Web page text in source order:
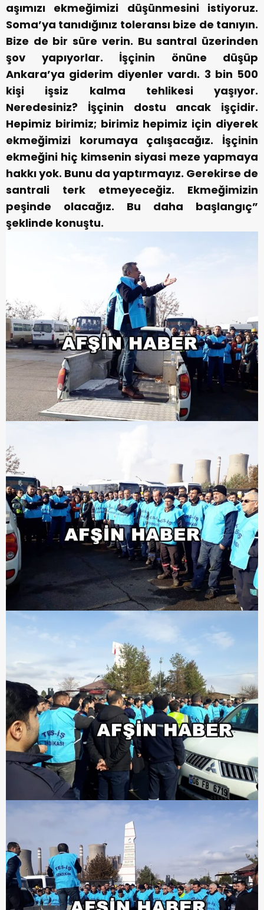
aşımızı ekmeğimizi düşünmesini istiyoruz.
Soma’ya tanıdığınız toleransı bize de tanıyın.
Bize de bir süre verin. Bu santral üzerinden
şov yapıyorlar. İşçinin önüne düşüp
Ankara’ya giderim diyenler vardı. 3 bin 500
kişi işsiz kalma tehlikesi yaşıyor.
Neredesiniz? İşçinin dostu ancak işçidir.
Hepimiz birimiz; birimiz hepimiz için diyerek
ekmeğimizi korumaya çalışacağız. İşçinin
ekmeğini hiç kimsenin siyasi meze yapmaya
hakkı yok. Bunu da yaptırmayız. Gerekirse de
santrali terk etmeyeceğiz. Ekmeğimizin
peşinde olacağız. Bu daha başlangıç”
şeklinde konuştu.